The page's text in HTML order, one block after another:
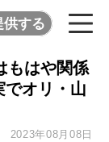
供する
もはや関係
オリ・山
2023年08月08日